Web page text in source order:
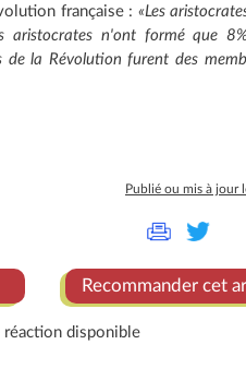
française : «Les
aristocrates n'ont formé que
de la Révolution furent des
Publié ou mis à
Recommander cet
réaction disponible